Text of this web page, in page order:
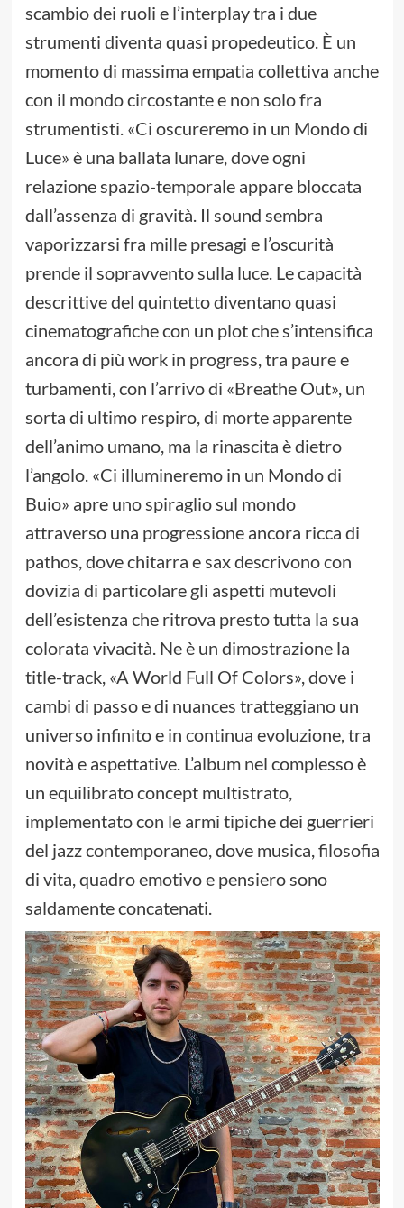
scambio dei ruoli e l’interplay tra i due
strumenti diventa quasi propedeutico. È un
momento di massima empatia collettiva anche
con il mondo circostante e non solo fra
strumentisti. «Ci oscureremo in un Mondo di
Luce» è una ballata lunare, dove ogni
relazione spazio-temporale appare bloccata
dall’assenza di gravità. Il sound sembra
vaporizzarsi fra mille presagi e l’oscurità
prende il sopravvento sulla luce. Le capacità
descrittive del quintetto diventano quasi
cinematografiche con un plot che s’intensifica
ancora di più work in progress, tra paure e
turbamenti, con l’arrivo di «Breathe Out», un
sorta di ultimo respiro, di morte apparente
dell’animo umano, ma la rinascita è dietro
l’angolo. «Ci illumineremo in un Mondo di
Buio» apre uno spiraglio sul mondo
attraverso una progressione ancora ricca di
pathos, dove chitarra e sax descrivono con
dovizia di particolare gli aspetti mutevoli
dell’esistenza che ritrova presto tutta la sua
colorata vivacità. Ne è un dimostrazione la
title-track, «A World Full Of Colors», dove i
cambi di passo e di nuances tratteggiano un
universo infinito e in continua evoluzione, tra
novità e aspettative. L’album nel complesso è
un equilibrato concept multistrato,
implementato con le armi tipiche dei guerrieri
del jazz contemporaneo, dove musica, filosofia
di vita, quadro emotivo e pensiero sono
saldamente concatenati.